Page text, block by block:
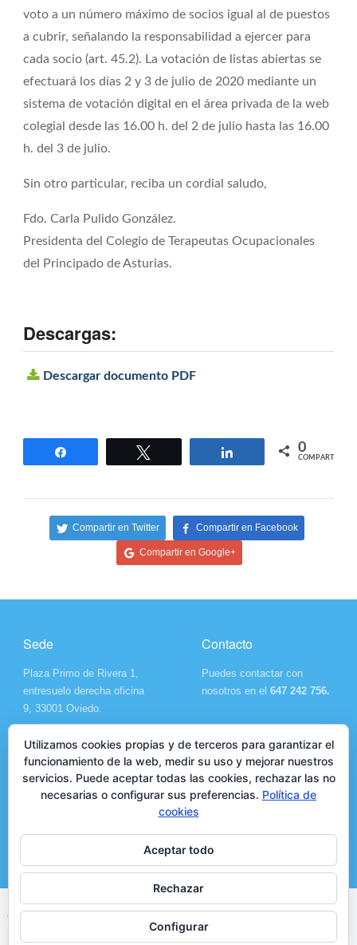
voto a un número máximo de socios igual al de puestos
a cubrir, señalando la responsabilidad a ejercer para
cada socio (art. 45.2). La votación de listas abiertas se
efectuará los días 2 y 3 de julio de 2020 mediante un
sistema de votación digital en el área privada de la web
colegial desde las 16.00 h. del 2 de julio hasta las 16.00
h. del 3 de julio.
Sin otro particular, reciba un cordial saludo,
Fdo. Carla Pulido González.
Presidenta del Colegio de Terapeutas Ocupacionales
del Principado de Asturias.
Descargas:
Descargar documento PDF
Compartir 0
COMPARTIR
Compartir en Twitter Compartir en Facebook
Compartir en Google+
Sede
Plaza Primo de Rivera 1,
entresuelo derecha oficina
9, 33001 Oviedo.
Contacto
Puedes contactar con
nosotros en el 647 242 756.
twitter
Copyright © 2026 COPTOPA. Todos los derechos reservados ·
·
Utilizamos cookies propias y de terceros para garantizar el
funcionamiento de la web, medir su uso y mejorar nuestros
servicios. Puede aceptar todas las cookies, rechazar las no
necesarias o configurar sus preferencias. Política de
cookies
Aceptar todo
Rechazar
Configurar